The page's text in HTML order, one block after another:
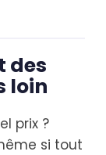
des
loin
prix ?
si tout